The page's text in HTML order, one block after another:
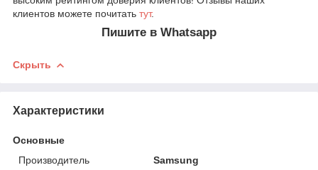
клиентов можете почитать тут.
Пишите в Whatsapp
Скрыть
Характеристики
Основные
Производитель
Samsung